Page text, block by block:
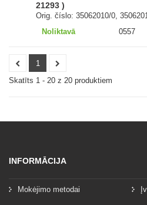
21293 )
Orig. číslo: 35062010/0,
Noliktavā
0557
1
Skatīts 1 - 20 z 20 produktiem
INFORMĀCIJA
Mokėjimo metodai